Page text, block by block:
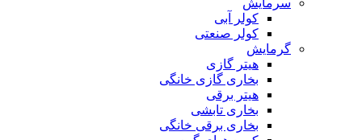
کولر آبی
کولر صنعتی
گرمایش
هیتر گازی
بخاری گازی خانگی
هیتر برقی
بخاری تابشی
بخاری برقی خانگی